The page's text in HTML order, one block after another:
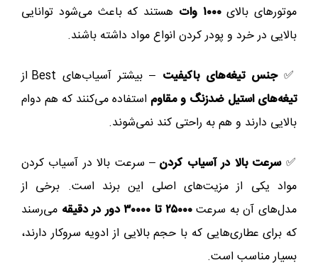
موتورهای بالای۱۰۰۰ وات
هستند که باعث می‌شود توانایی
بالایی در خرد و پودر کردن انواع مواد داشته باشند.
✅جنس تیغه‌های باکیفیت – بیشتر آسیاب‌های Best از
تیغه‌های استیل ضدزنگ و مقاوم استفاده می‌کنند که هم دوام
بالایی دارند و هم به راحتی کند نمی‌شوند.
✅سرعت بالا در آسیاب کردن – سرعت بالا در آسیاب کردن
مواد یکی از مزیت‌های اصلی این برند است. برخی از
مدل‌های آن به سرعت۲۵۰۰۰ تا ۳۰۰۰۰ دور در دقیقه
می‌رسند
که برای عطاری‌هایی که با حجم بالایی از ادویه سروکار دارند،
بسیار مناسب است.